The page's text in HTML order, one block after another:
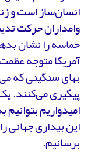
انسان‌ساز است و
وامداران حرکت
حماسه را نشان
آمریکا متوجه
بهای سنگینی که
پیگیری می‌کنند.
امیدواریم
این بیداری جهانی
برسانیم.